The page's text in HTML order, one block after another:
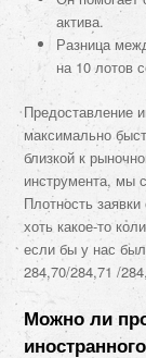
актива.
Разница
на 10 лотов
Предоставление
максимально
близкой к
инструмента, мы
Плотность
хоть какое-то
если бы у нас
284,70/284,71 /
Можно ли